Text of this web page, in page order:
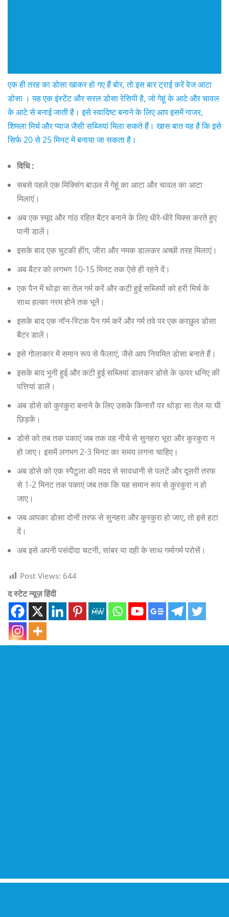
एक ही तरह का डोसा खाकर हो गए हैं बोर, तो इस बार ट्राई करें वेज आटा
डोसा । यह एक इंस्टेंट और सरल डोसा रेसिपी है, जो गेहूं के आटे और चावल
के आटे से बनाई जाती है। इसे स्वादिष्ट बनाने के लिए आप इसमें गाजर,
शिमला मिर्च और प्याज जैसी सब्जियां मिला सकते हैं। खास बात यह है कि इसे
सिर्फ 20 से 25 मिनट में बनाया जा सकता है।
विधि :
सबसे पहले एक मिक्सिंग बाउल में गेहूं का आटा और चावल का आटा
मिलाएं।
अब एक स्मूद और गांठ रहित बैटर बनाने के लिए धीरे-धीरे मिक्स करते हुए
पानी डालें।
इसके बाद एक चुटकी हींग, जीरा और नमक डालकर अच्छी तरह मिलाएं।
अब बैटर को लगभग 10-15 मिनट तक ऐसे ही रहने दें।
एक पैन में थोड़ा सा तेल गर्म करें और कटी हुई सब्जियों को हरी मिर्च के
साथ हल्का नरम होने तक भूनें।
इसके बाद एक नॉन-स्टिक पैन गर्म करें और गर्म तवे पर एक करछुल डोसा
बैटर डालें।
इसे गोलाकार में समान रूप से फैलाएं, जैसे आप नियमित डोसा बनाते हैं।
इसके बाद भुनी हुई और कटी हुई सब्जियां डालकर डोसे के ऊपर धनिए की
पत्तियां डालें।
अब डोसे को कुरकुरा बनाने के लिए उसके किनारों पर थोड़ा सा तेल या घी
छिड़कें।
डोसे को तब तक पकाएं जब तक वह नीचे से सुनहरा भूरा और कुरकुरा न
हो जाए। इसमें लगभग 2-3 मिनट का समय लगना चाहिए।
अब डोसे को एक स्पैटुला की मदद से सावधानी से पलटें और दूसरी तरफ
से 1-2 मिनट तक पकाएं जब तक कि यह समान रूप से कुरकुरा न हो
जाए।
जब आपका डोसा दोनों तरफ से सुनहरा और कुरकुरा हो जाए, तो इसे हटा
दें।
अब इसे अपनी पसंदीदा चटनी, सांबर या दही के साथ गर्मागर्म परोसें।
Post Views: 644
द स्टेट न्यूज़ हिंदी